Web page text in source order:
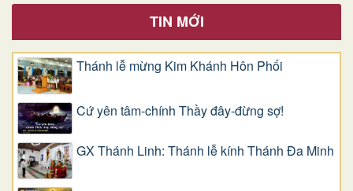
TIN MỚI
Thánh lễ mừng Kim Khánh Hôn Phối
Cứ yên tâm-chính Thầy đây-đừng sợ!
GX Thánh Linh: Thánh lễ kính Thánh Đa Minh